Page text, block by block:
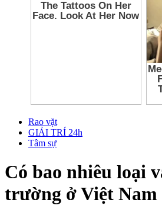
Rao vặt
GIẢI TRÍ 24h
Tâm sự
Có bao nhiêu loại
trường ở Việt Nam